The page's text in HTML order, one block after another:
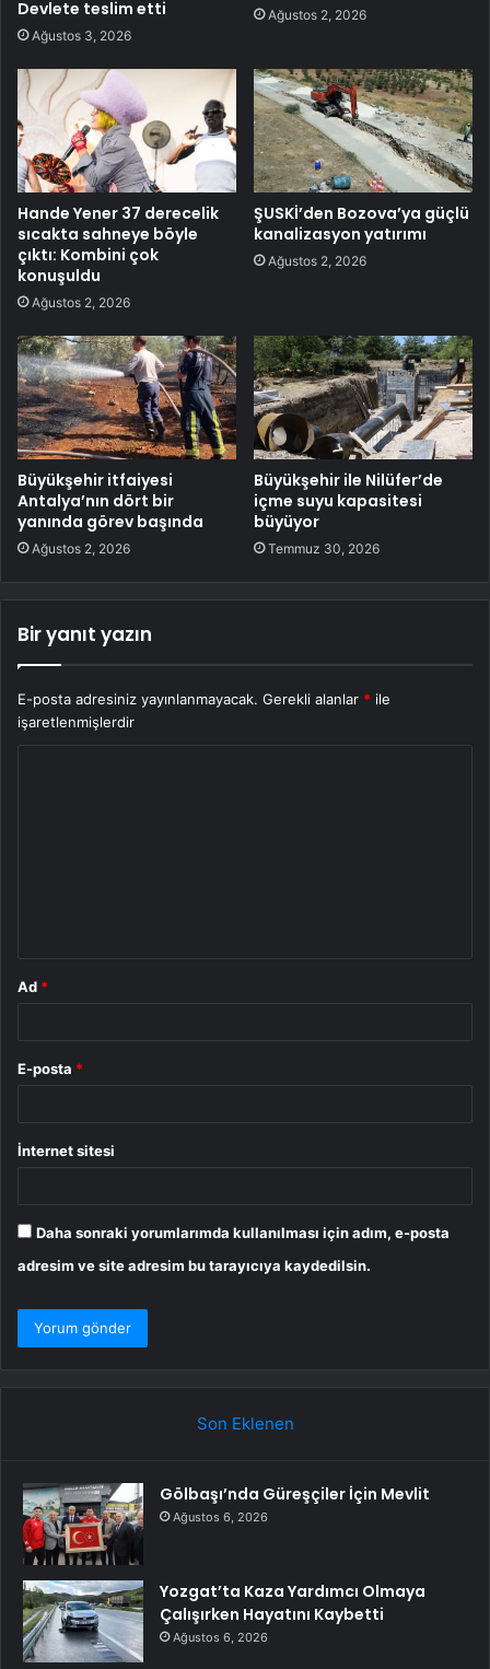
Devlete teslim etti
Ağustos 3, 2026
Ağustos 2, 2026
Hande Yener 37 derecelik
sıcakta sahneye böyle
çıktı: Kombini çok
konuşuldu
Ağustos 2, 2026
ŞUSKİ’den Bozova’ya güçlü
kanalizasyon yatırımı
Ağustos 2, 2026
Büyükşehir itfaiyesi
Antalya’nın dört bir
yanında görev başında
Ağustos 2, 2026
Büyükşehir ile Nilüfer’de
içme suyu kapasitesi
büyüyor
Temmuz 30, 2026
Bir yanıt yazın
E-posta adresiniz yayınlanmayacak. Gerekli alanlar * ile
işaretlenmişlerdir
Ad *
E-posta *
İnternet sitesi
Daha sonraki yorumlarımda kullanılması için adım, e-posta
adresim ve site adresim bu tarayıcıya kaydedilsin.
Son Eklenen
Gölbaşı’nda Güreşçiler İçin Mevlit
Ağustos 6, 2026
Yozgat’ta Kaza Yardımcı Olmaya
Çalışırken Hayatını Kaybetti
Ağustos 6, 2026